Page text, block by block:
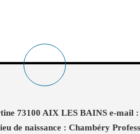
73100 AIX LES BAINS e-mail
de naissance : Chambéry